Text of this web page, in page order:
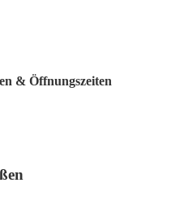
& Öffnungszeiten